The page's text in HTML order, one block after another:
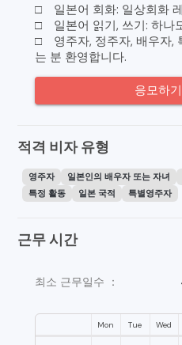
□ 일본어 회화: 일상회화
□ 일본어 읽기, 쓰기: 하나
□ 영주자, 정주자, 배우자,
는 분 환영합니다.
응모하기
적격 비자 유형
영주자 일본인의 배우자 또는 자녀
특정 활동
일본 국적 특별영주자
근무 시간
최소 근무일수 ：
Mon Tue Wed